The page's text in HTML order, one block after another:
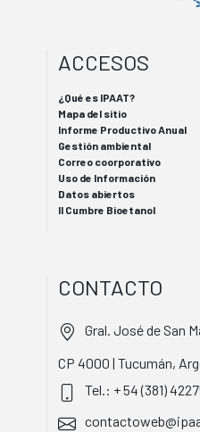
ACCESOS
¿Qué es IPAAT?
Mapa del sitio
Informe Productivo Anual
Gestión ambiental
Correo coorporativo
Uso de Información
Datos abiertos
II Cumbre Bioetanol
CONTACTO
Gral. José de San
CP 4000 | Tucumán,
Tel.: + 54 (381)